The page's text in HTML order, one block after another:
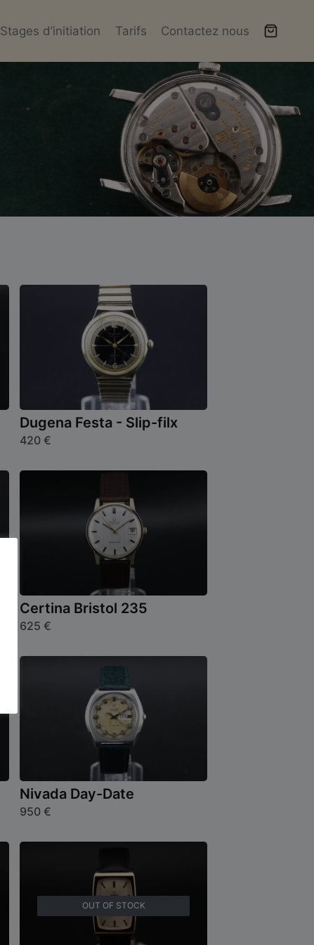
Stages d’initiation Tarifs Contactez nous
Dugena Festa - Slip-filx
420€
Certina Bristol 235
625€
Nivada Day-Date
950€
OUT OF STOCK